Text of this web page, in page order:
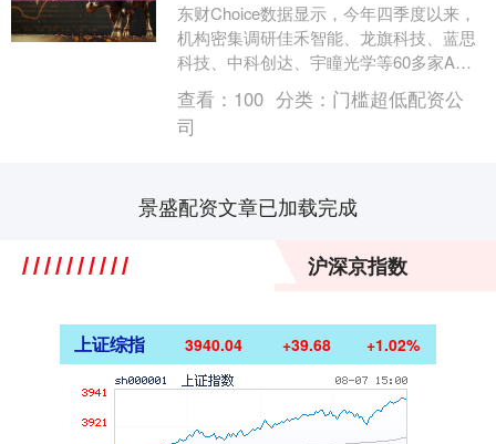
东财Choice数据显示，今年四季度以来，
机构密集调研佳禾智能、龙旗科技、蓝思
科技、中科创达、宇瞳光学等60多家A股
AI眼镜产业链公司。机构认为，头部厂商
和创新....
查看： 100 分类： 门槛超低配资公
司
景盛配资文章已加载完成
沪深京指数
上证综指 3940.04 +39.68 +1.02%